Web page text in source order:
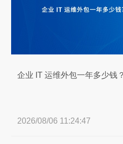
企业 IT 运维外包一年多少钱
2026/08/06 11:24:47